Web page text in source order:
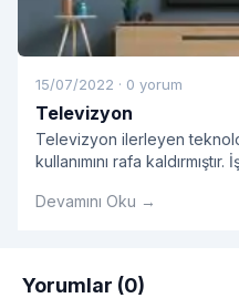
15/07/2022 · 0 yorum
Televizyon
Televizyon ilerleyen
kullanımını rafa
keyfi sürmektir.
Devamını Oku →
Yorumlar (0)